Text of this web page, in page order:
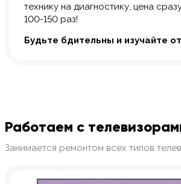
технику на диагностику, цена
100-150 раз!
Будьте бдительны и изучайте
Работаем с
Занимается ремонтом всех типов